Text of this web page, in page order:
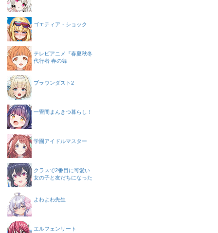
ゴエティア・ショック
テレビアニメ『春夏秋冬
代行者 春の舞
ブラウンダスト2
一畳間まんきつ暮らし！
学園アイドルマスター
クラスで2番目に可愛い
女の子と友だちになった
よわよわ先生
エルフェンリート